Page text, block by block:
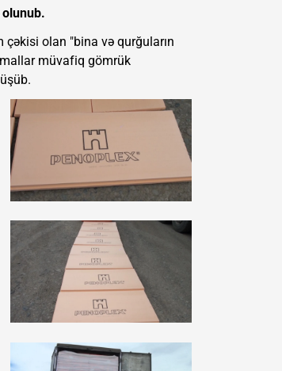
olan "bina və qurğuların
müvafiq gömrük